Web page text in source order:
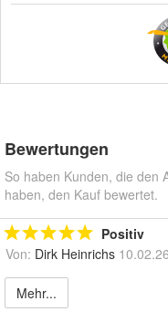
Bewertungen
So haben Kunden, die den
haben, den Kauf bewertet.
Positiv
Von: Dirk Heinrichs 10.02.26
Mehr...